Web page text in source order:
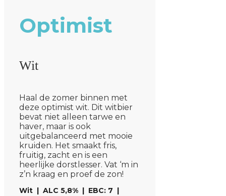
Optimist
Wit
Haal de zomer binnen met
deze optimist wit. Dit witbier
bevat niet alleen tarwe en
haver, maar is ook
uitgebalanceerd met mooie
kruiden. Het smaakt fris,
fruitig, zacht en is een
heerlijke dorstlesser. Vat ‘m in
z’n kraag en proef de zon!
Wit | ALC 5,8% | EBC: 7 |